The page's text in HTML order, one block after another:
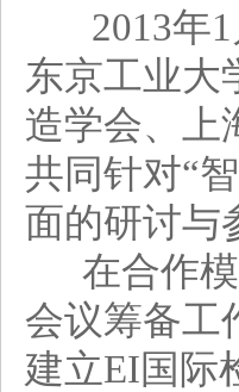
2013年
东京工业大
造学会、上
共同针对“
面的研讨与
在合作模
会议筹备工
建立EI国际